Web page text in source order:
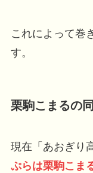
これによって巻
す。
栗駒こまるの
現在「あおぎり
ぷらは栗駒こま